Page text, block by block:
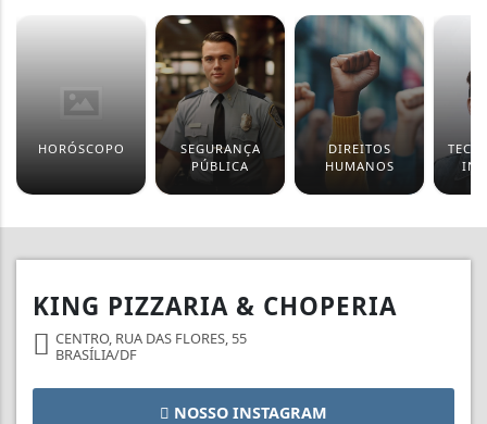
HORÓSCOPO
SEGURANÇA
PÚBLICA
DIREITOS
HUMANOS
KING PIZZARIA & CHOPERIA
CENTRO, RUA DAS FLORES, 55
BRASÍLIA/DF
NOSSO INSTAGRAM